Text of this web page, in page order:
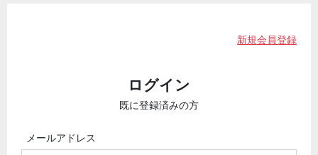
新規会員登録
ログイン
既に登録済みの方
メールアドレス